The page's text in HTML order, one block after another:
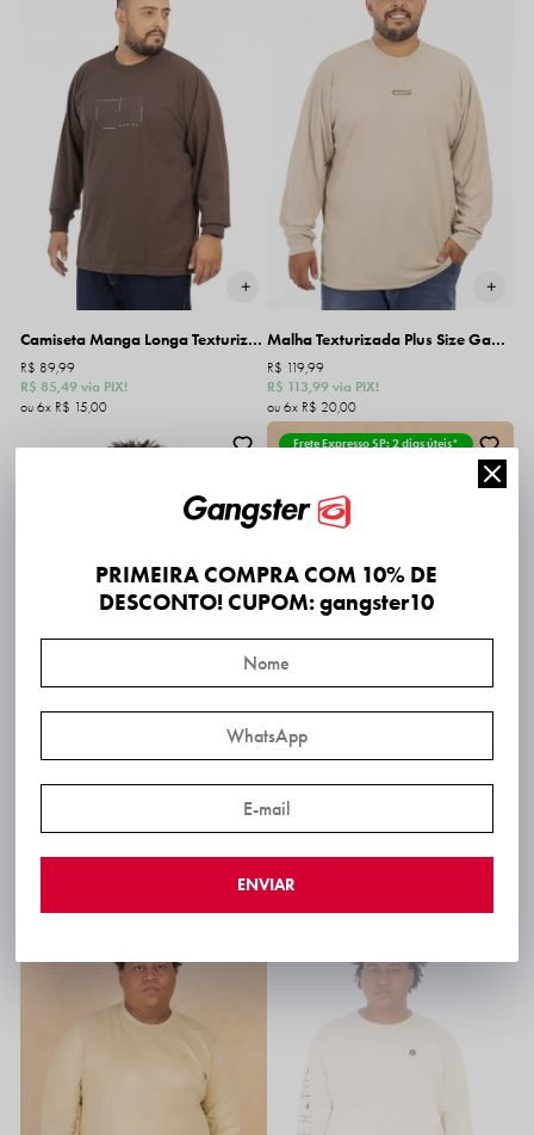
Camiseta Manga Longa Texturizada Plus Size Gangster
R$ 85,49 via PIX!
R$ 89,99
6x R$ 15,00
Malha Texturizada Plus Size Gangster
R$ 113,99 via PIX!
R$ 119,99
6x R$ 20,00
Frete Expresso SP: 2 dias úteis*
6x
PRIMEIRA COMPRA COM 10% DE
DESCONTO! CUPOM: gangster10
ENVIAR